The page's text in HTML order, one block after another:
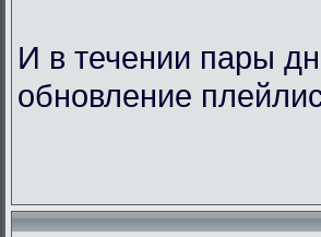
И в течении пары
обновление